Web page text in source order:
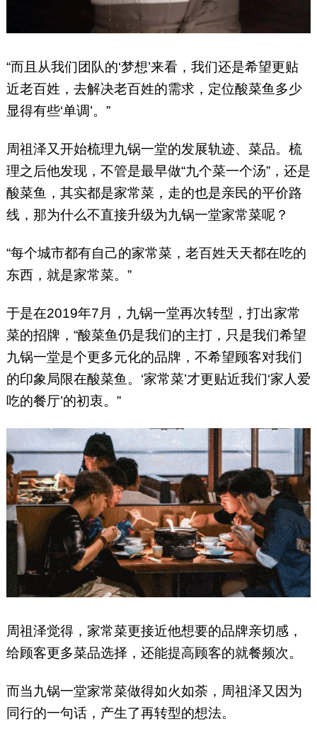
“而且从我们团队的‘梦想’来看，我们还是希望更贴
近老百姓，去解决老百姓的需求，定位酸菜鱼多少
显得有些‘单调’。”
周祖泽又开始梳理九锅一堂的发展轨迹、菜品。梳
理之后他发现，不管是最早做“九个菜一个汤”，还是
酸菜鱼，其实都是家常菜，走的也是亲民的平价路
线，那为什么不直接升级为九锅一堂家常菜呢？
“每个城市都有自己的家常菜，老百姓天天都在吃的
东西，就是家常菜。”
于是在2019年7月，九锅一堂再次转型，打出家常
菜的招牌，“酸菜鱼仍是我们的主打，只是我们希望
九锅一堂是个更多元化的品牌，不希望顾客对我们
的印象局限在酸菜鱼。‘家常菜’才更贴近我们‘家人爱
吃的餐厅’的初衷。”
周祖泽觉得，家常菜更接近他想要的品牌亲切感，
给顾客更多菜品选择，还能提高顾客的就餐频次。
而当九锅一堂家常菜做得如火如荼，周祖泽又因为
同行的一句话，产生了再转型的想法。